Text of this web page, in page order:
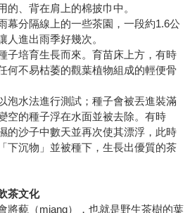
的、背在肩上的棉披巾中。
幕分隔線上的一些茶園，一段約1.6公
人進出雨季好幾次。
子培育生長而來。育苗床上方，有時
何不易枯萎的觀葉植物組成的輕便骨
泡水法進行測試；種子會被丟進裝滿
空的種子浮在水面並被去除。有時
的沙子中數天並再次使其漂浮，此時
下沉物」並被種下，生長出優質的茶
茶文化
將藐（miang），也就是野生茶樹的葉